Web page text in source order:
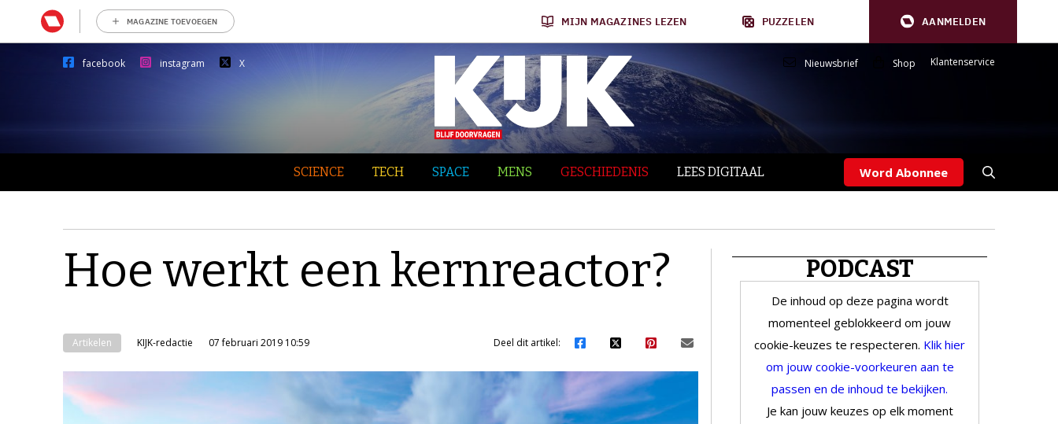
MAGAZINE TOEVOEGEN MIJN MAGAZINES LEZEN PUZZELEN AANMELDEN
facebook instagram X Nieuwsbrief Shop Klantenservice
SCIENCE TECH SPACE MENS GESCHIEDENIS LEES DIGITAAL Word Abonnee
Hoe werkt een kernreactor?
Artikelen KIJK-redactie 07 februari 2019 10:59 Deel dit artikel:
PODCAST
De inhoud op deze pagina wordt
momenteel geblokkeerd om jouw
cookie-keuzes te respecteren. Klik hier
om jouw cookie-voorkeuren aan te
passen en de inhoud te bekijken.
Je kan jouw keuzes op elk moment